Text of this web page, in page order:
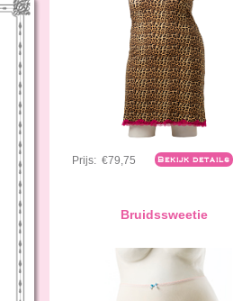
Prijs: €79,75 Bekijk details
Bruidssweetie